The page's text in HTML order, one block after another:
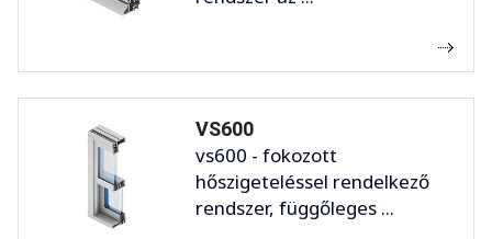
VS600
vs600 - fokozott
hőszigeteléssel rendelkező
rendszer, függőleges ...